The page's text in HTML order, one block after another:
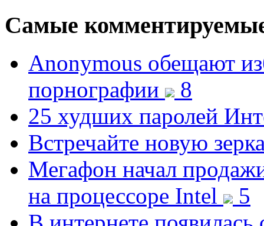
Самые
Anonymous обещают
порнографии
8
25 худших паролей
Встречайте новую
Мегафон начал
на процессоре Intel
5